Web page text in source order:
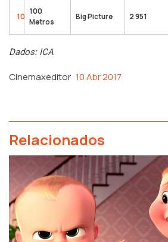
10
100
Metros
Big Picture 2 951
Dados: ICA
Cinemaxeditor 10 Abr 2017
Relacionados